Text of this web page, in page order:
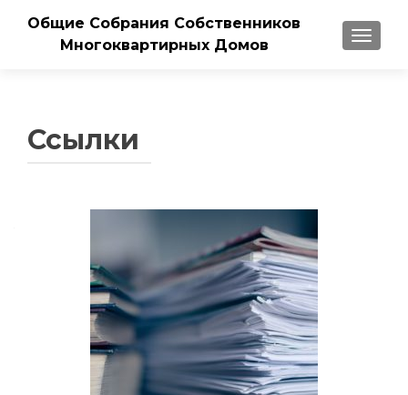
Общие Собрания Собственников
Многоквартирных Домов
Ссылки